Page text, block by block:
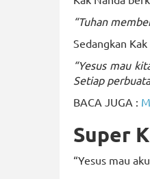
“Tuhan
Sedangkan
“Yesus mau
Setiap
BACA JUGA :
Super
“Yesus mau